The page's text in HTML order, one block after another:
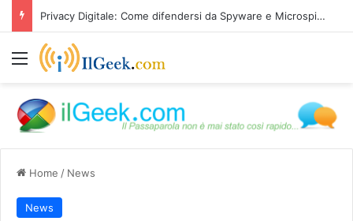
Privacy Digitale: Come difendersi da Spyware e Microspie di Nuova Generazione
Menu
Home / News
News